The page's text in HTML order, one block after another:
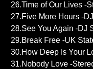
26.Time of Our Lives -
27.Five More Hours -
28.See You Again -DJ
29.Break Free -UK
30.How Deep Is Your
31.Nobody Love -